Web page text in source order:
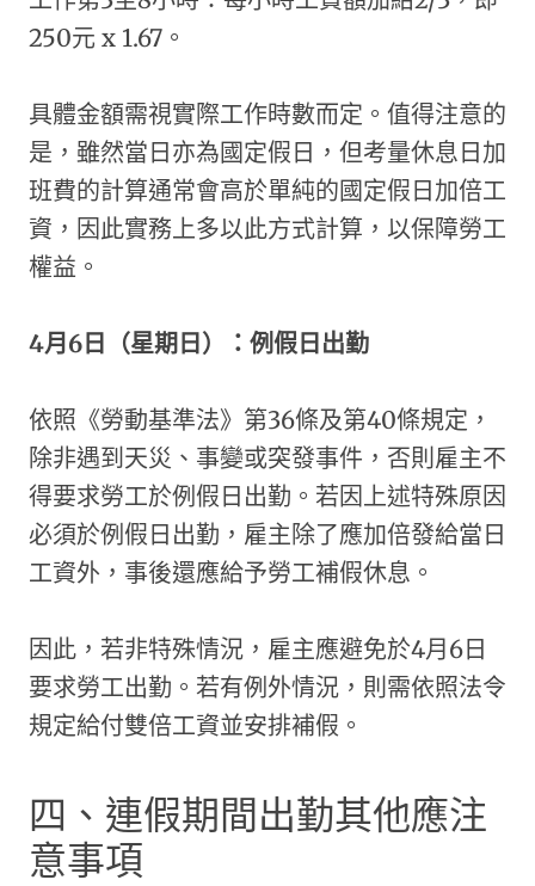
250元 x 1.67。
具體金額需視實際工作時數而定。值得注意的
是，雖然當日亦為國定假日，但考量休息日加
班費的計算通常會高於單純的國定假日加倍工
資，因此實務上多以此方式計算，以保障勞工
權益。
4月6日（星期日）：例假日出勤
依照《勞動基準法》第36條及第40條規定，
除非遇到天災、事變或突發事件，否則雇主不
得要求勞工於例假日出勤。若因上述特殊原因
必須於例假日出勤，雇主除了應加倍發給當日
工資外，事後還應給予勞工補假休息。
因此，若非特殊情況，雇主應避免於4月6日
要求勞工出勤。若有例外情況，則需依照法令
規定給付雙倍工資並安排補假。
四、連假期間出勤其他應注
意事項